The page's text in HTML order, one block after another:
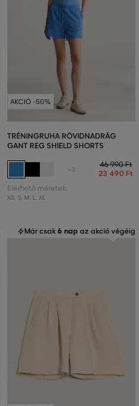
AKCIÓ -50%
TRÉNINGRUHA RÖVIDNADRÁG
GANT REG SHIELD SHORTS
+3
46 990 Ft
23 490 Ft
Elérhető méretek:
XS, S, M, L, XL
Már csak6 nap az akció végéig